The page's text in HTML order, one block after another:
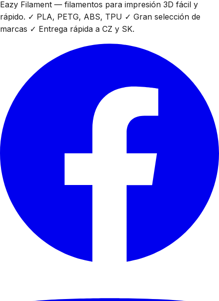
Eazy Filament — filamentos para impresión 3D fácil y
rápido. ✓ PLA, PETG, ABS, TPU ✓ Gran selección de
marcas ✓ Entrega rápida a CZ y SK.